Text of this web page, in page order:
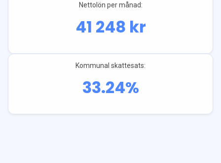
Nettolön per månad:
41 248 kr
Kommunal skattesats:
33.24%